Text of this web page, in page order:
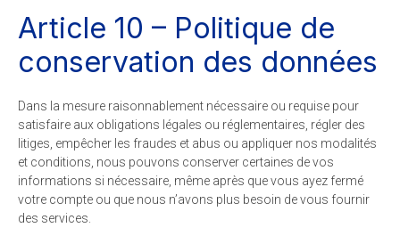
Article 10 – Politique de
conservation des données
Dans la mesure raisonnablement nécessaire ou requise pour
satisfaire aux obligations légales ou réglementaires, régler des
litiges, empêcher les fraudes et abus ou appliquer nos modalités
et conditions, nous pouvons conserver certaines de vos
informations si nécessaire, même après que vous ayez fermé
votre compte ou que nous n’avons plus besoin de vous fournir
des services.